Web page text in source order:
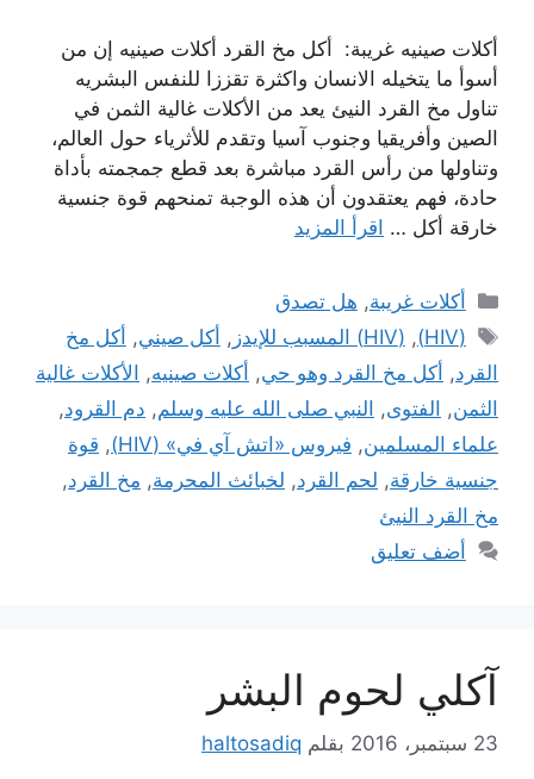
أكلات صينيه غريبة: أكل مخ القرد أكلات صينيه إن من
أسوأ ما يتخيله الانسان واكثرة تقززا للنفس البشريه
تناول مخ القرد النيئ يعد من الأكلات غالية الثمن في
الصين وأفريقيا وجنوب آسيا وتقدم للأثرياء حول العالم،
وتناولها من رأس القرد مباشرة بعد قطع جمجمته بأداة
حادة، فهم يعتقدون أن هذه الوجبة تمنحهم قوة جنسية
خارقة أكل … اقرأ المزيد
التصنيفات
أكلات غريبة, هل تصدق
الوسوم(HIV)
, (HIV) المسبب للإيدز , أكل صيني, أكل مخ
القرد, أكل مخ القرد وهو حي, أكلات صينيه,
الأكلات غالية
الثمن, الفتوى, النبي صلى الله عليه وسلم, دم القرود,
علماء المسلمين, فيروس «اتش آي في» (HIV) , قوة
جنسية خارقة, لحم القرد, لخبائث المحرمة, مخ القرد,
مخ القرد النيئ
أضف تعليق
آكلي لحوم البشر
23 سبتمبر، 2016 بقلم haltosadiq